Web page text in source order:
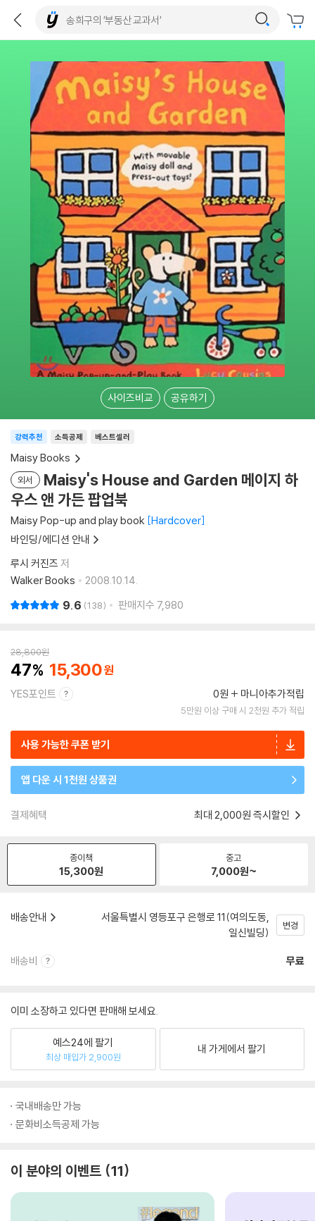
사이즈비교 공유하기
소득공제 베스트셀러
강력추천
Maisy Books
외서
Maisy's House and Garden 메이지 하
우스 앤 가든 팝업북
Maisy Pop-up and play book Hardcover
바인딩/에디션 안내
루시 커진즈 저
Walker Books
2008.10.14.
9.6 138 판매지수 7,980
28,800원
47 15,300
YES포인트 0원 마니아추가적립
5만원 이상 구매 시 2천원 추가 적립
사용 가능한 쿠폰 받기
앱 다운 시 1천원 상품권
결제혜택 최대 2,000원 즉시할인
종이책
15,300원
중고
7,000원~
배송안내
서울특별시 영등포구 은행로 11(여의도동,
일신빌딩)
변경
배송비 무료
이미 소장하고 있다면 판매해 보세요.
예스24에 팔기
최상 매입가 2,900원
내 가게에서 팔기
국내배송만 가능
문화비소득공제 가능
이 분야의 이벤트 11